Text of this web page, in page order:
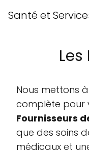
Santé et
Nous mettons
complète pour
Fournisseurs
que des soins
médicaux et